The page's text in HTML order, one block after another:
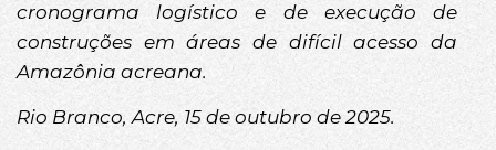
cronograma logístico e de execução de
construções em áreas de difícil acesso da
Amazônia acreana.
Rio Branco, Acre, 15 de outubro de 2025.